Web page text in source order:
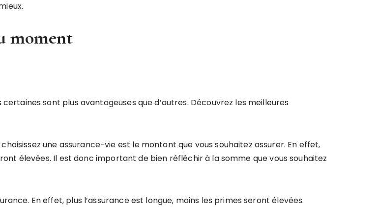
moment
sont plus avantageuses que d’autres. Découvrez les meilleures
une assurance-vie est le montant que vous souhaitez assurer. En effet,
élevées. Il est donc important de bien réfléchir à la somme que vous souhaitez
En effet, plus l’assurance est longue, moins les primes seront élevées.